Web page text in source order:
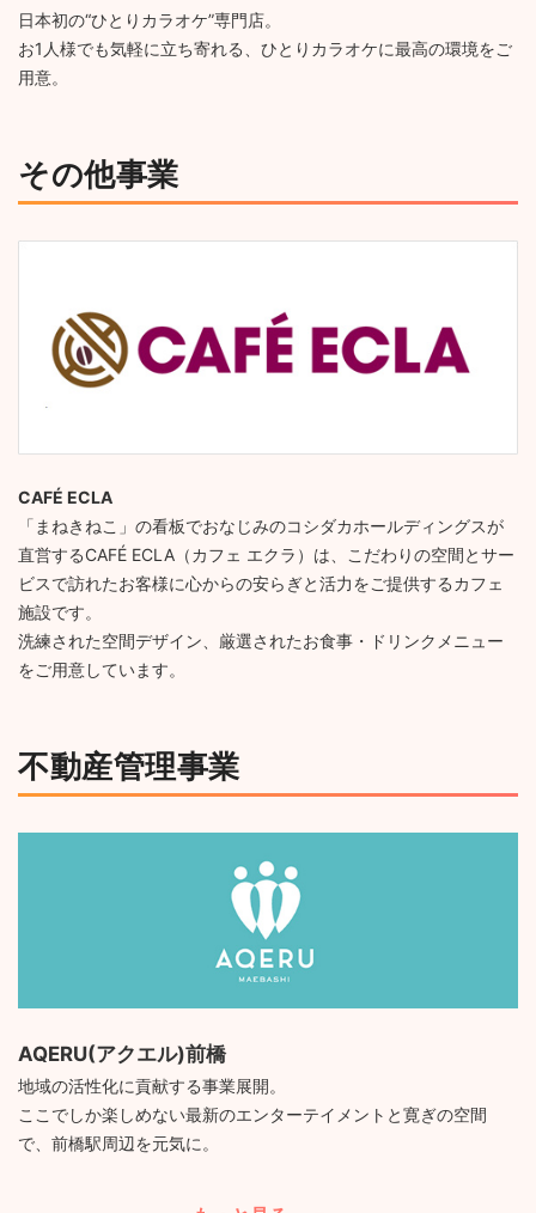
日本初の“ひとりカラオケ”専門店。
お1人様でも気軽に立ち寄れる、ひとりカラオケに最高の環境をご
用意。
その他事業
CAFÉ ECLA
「まねきねこ」の看板でおなじみのコシダカホールディングスが
直営するCAFÉ ECLA（カフェ エクラ）は、こだわりの空間とサー
ビスで訪れたお客様に心からの安らぎと活力をご提供するカフェ
施設です。
洗練された空間デザイン、厳選されたお食事・ドリンクメニュー
をご用意しています。
不動産管理事業
AQERU(アクエル)前橋
地域の活性化に貢献する事業展開。
ここでしか楽しめない最新のエンターテイメントと寛ぎの空間
で、前橋駅周辺を元気に。